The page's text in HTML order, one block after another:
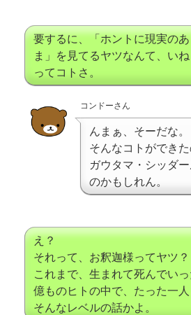
要するに、「ホントに現実の
ま」を見てるヤツなんて、い
ってコトさ。
コンドーさん
んまぁ、そーだな。
そんなコトができた
ガウタマ・シッダ
のかもしれん。
え？
それって、お釈迦様ってヤツ？
これまで、生まれて死んでい
億ものヒトの中で、たった一人
そんなレベルの話かよ。